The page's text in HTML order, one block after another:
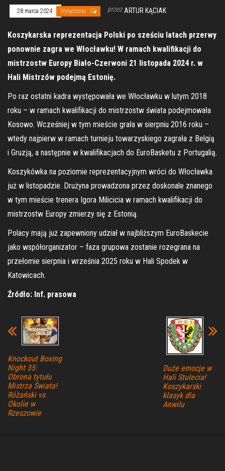
28 marca 2024 Wyłączono przez ARTUR KĄCIAK
Koszykarska reprezentacja Polski po sześciu latach przerwy
ponownie zagra we Włocławku! W ramach kwalifikacji do
mistrzostw Europy Biało-Czerwoni 21 listopada 2024 r. w
Hali Mistrzów podejmą Estonię.
Po raz ostatni kadra występowała we Włocławku w lutym 2018
roku – w ramach kwalifikacji do mistrzostw świata podejmowała
Kosowo. Wcześniej w tym mieście grała w sierpniu 2016 roku –
wtedy najpierw w ramach turnieju towarzyskiego zagrała z Belgią
i Gruzją, a następnie w kwalifikacjach do EuroBasketu z Portugalią.
Koszykówka na poziomie reprezentacyjnym wróci do Włocławka
już w listopadzie. Drużyna prowadzona przez doskonale znanego
w tym mieście trenera Igora Milicicia w ramach kwalifikacji do
mistrzostw Europy zmierzy się z Estonią.
Polacy mają już zapewniony udział w najbliższym EuroBaskecie
jako współorganizator – faza grupowa zostanie rozegrana na
przełomie sierpnia i września 2025 roku w Hali Spodek w
Katowicach.
Źródło: Inf. prasowa
Knockout Boxing
Night 35:
Obrona tytułu
Mistrza Świata!
Różański vs
Okolie w
Rzeszowie
Duże emocje w
Hali Stulecia!
Koszykarski
klasyk dla
Anwilu